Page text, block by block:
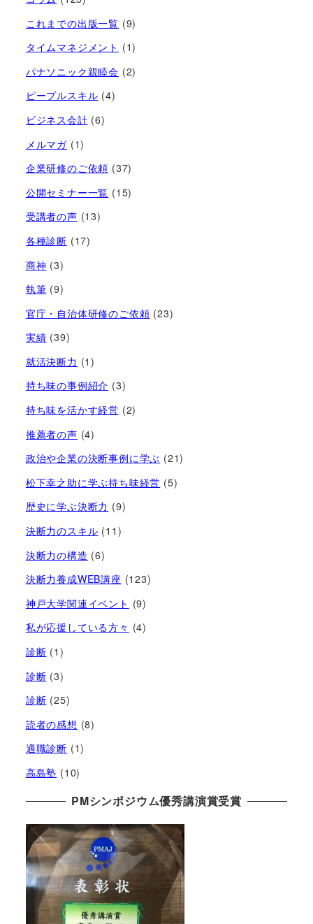
これまでの出版一覧 (9)
タイムマネジメント (1)
パナソニック親睦会 (2)
ピープルスキル (4)
ビジネス会計 (6)
メルマガ (1)
企業研修のご依頼 (37)
公開セミナー一覧 (15)
受講者の声 (13)
各種診断 (17)
商神 (3)
執筆 (9)
官庁・自治体研修のご依頼 (23)
実績 (39)
就活決断力 (1)
持ち味の事例紹介 (3)
持ち味を活かす経営​ (2)
推薦者の声 (4)
政治や企業の決断事例に学ぶ (21)
松下幸之助に学ぶ持ち味経営 (5)
歴史に学ぶ決断力 (9)
決断力のスキル (11)
決断力の構造 (6)
決断力養成WEB講座 (123)
神戸大学関連イベント (9)
私が応援している方々 (4)
診断 (1)
診断 (3)
診断 (25)
読者の感想 (8)
適職診断 (1)
高島塾 (10)
PMシンポジウム優秀講演賞受賞